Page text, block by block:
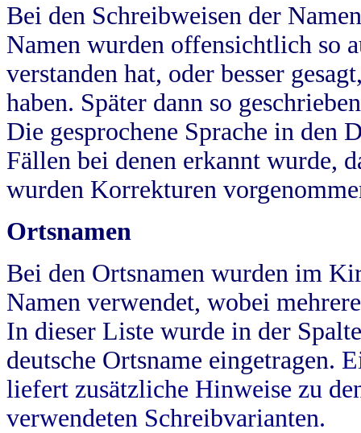
Bei den Schreibweisen der
Namen wurden offensichtlich so
verstanden hat, oder besser
haben. Später dann so
Die gesprochene Sprache in
Fällen bei denen erkannt wurde,
wurden Korrekturen
Ortsnamen
Bei den Ortsnamen wurden im
Namen verwendet, wobei
In dieser Liste wurde in der
deutsche Ortsname eingetragen.
liefert zusätzliche Hinweise zu
verwendeten Schreibvarianten.